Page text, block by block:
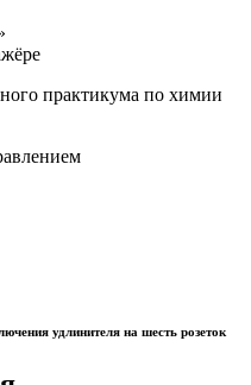
практикума по химии
удлинителя на шесть розеток